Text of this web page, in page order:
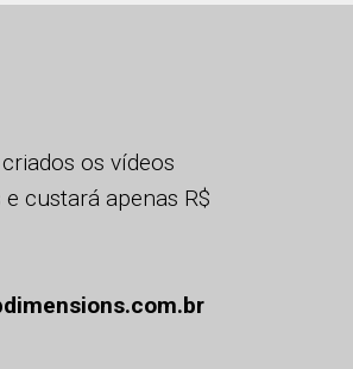
os vídeos
custará apenas R$